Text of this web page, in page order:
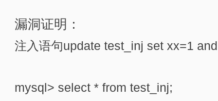
漏洞证明：
注入语句update test_inj set xx=1
mysql> select * from test_inj;